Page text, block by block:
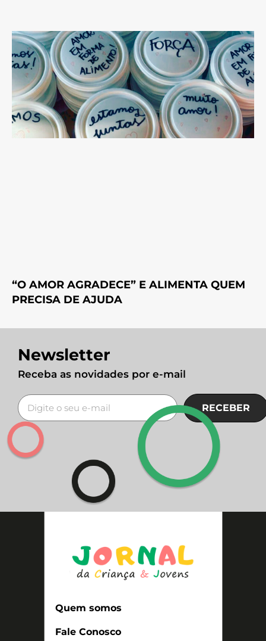
“O AMOR AGRADECE” E ALIMENTA QUEM
PRECISA DE AJUDA
Newsletter
Receba as novidades por e-mail
RECEBER
Quem somos
Fale Conosco